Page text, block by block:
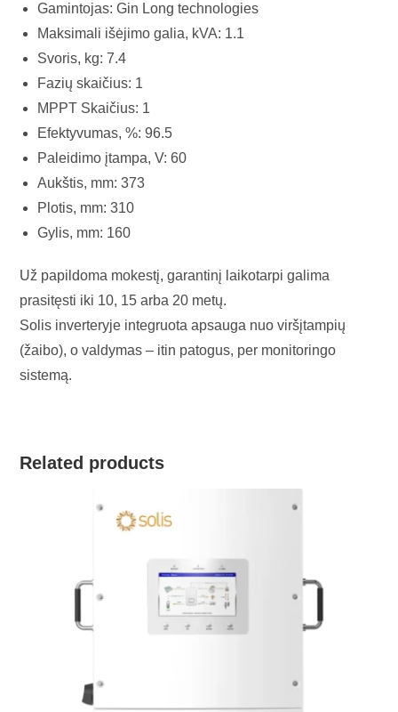
Gamintojas: Gin Long technologies
Maksimali išėjimo galia, kVA: 1.1
Svoris, kg: 7.4
Fazių skaičius: 1
MPPT Skaičius: 1
Efektyvumas, %: 96.5
Paleidimo įtampa, V: 60
Aukštis, mm: 373
Plotis, mm: 310
Gylis, mm: 160
Už papildoma mokestį, garantinį laikotarpi galima
prasitęsti iki 10, 15 arba 20 metų.
Solis inverteryje integruota apsauga nuo viršįtampių
(žaibo), o valdymas – itin patogus, per monitoringo
sistemą.
Related products